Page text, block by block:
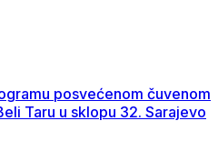
posvećenom čuvenom
Taru u sklopu 32. Sarajevo